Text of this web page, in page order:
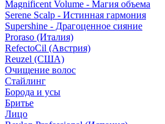
Magnificent Volume - Магия объема
Serene Scalp - Истинная гармония
Supershine - Драгоценное сияние
Proraso (Италия)
RefectoCil (Австрия)
Reuzel (США)
Очищение волос
Стайлинг
Борода и усы
Бритье
Лицо